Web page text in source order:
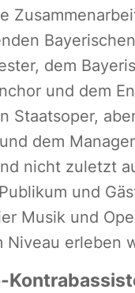
Bayerischen
dem
und dem
Staatsoper,
dem
nicht zuletzt
und
Musik und
Niveau erleben